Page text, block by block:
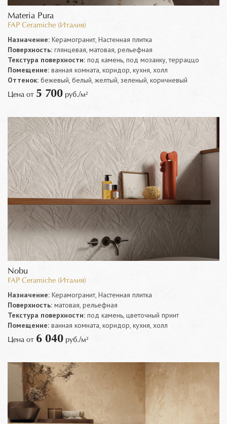
Materia Pura
FAP Ceramiche (Италия)
Назначение: Керамогранит, Настенная плитка
Поверхность: глянцевая, матовая, рельефная
Текстура поверхности: под камень, под мозаику, терраццо
Помещение: ванная комната, коридор, кухня, холл
Оттенок: бежевый, белый, желтый, зеленый, коричневый
Цена от 5 700 руб./м²
Nobu
FAP Ceramiche (Италия)
Назначение: Керамогранит, Настенная плитка
Поверхность: матовая, рельефная
Текстура поверхности: под камень, цветочный принт
Помещение: ванная комната, коридор, кухня, холл
Цена от 6 040 руб./м²